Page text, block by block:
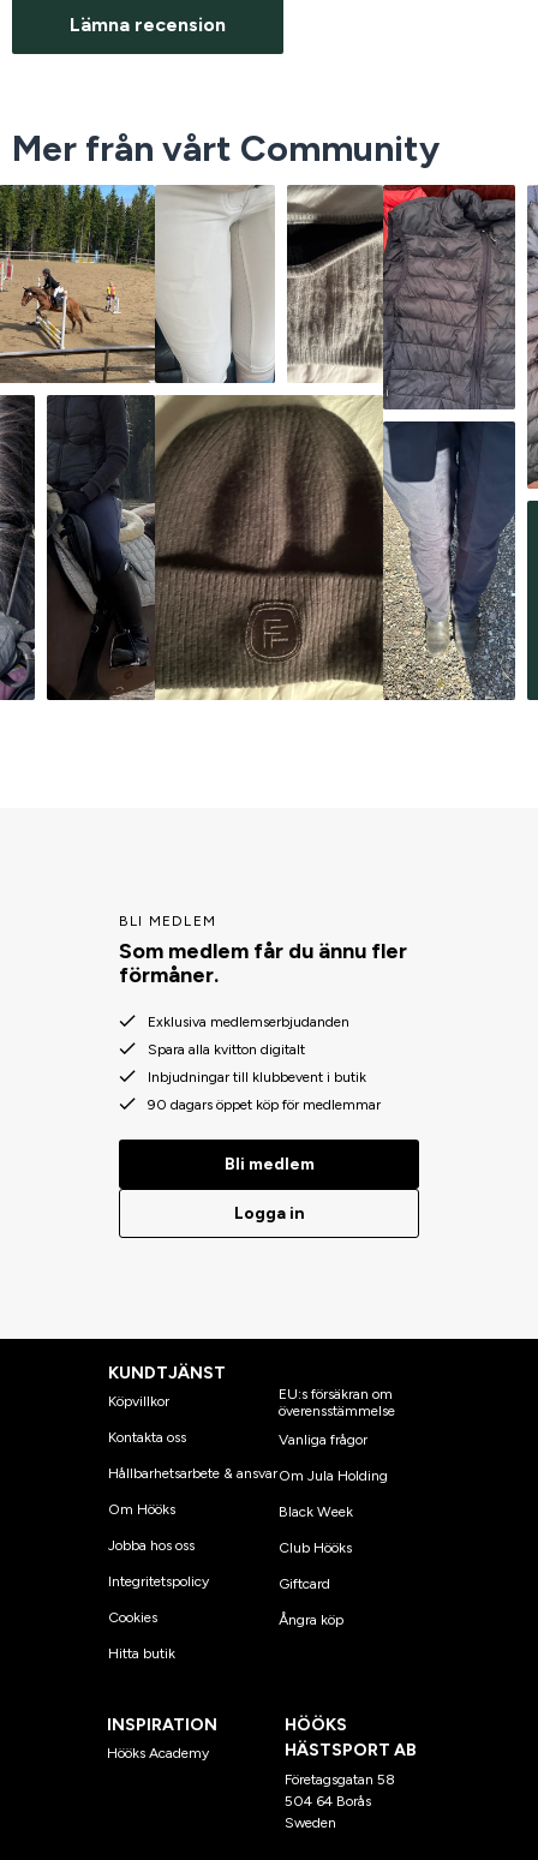
Lämna recension
Mer från vårt Community
BLI MEDLEM
Som medlem får du ännu fler
förmåner.
Exklusiva medlemserbjudanden
Spara alla kvitton digitalt
Inbjudningar till klubbevent i butik
90 dagars öppet köp för medlemmar
Bli medlem
Logga in
KUNDTJÄNST
Köpvillkor
Kontakta oss
Hållbarhetsarbete & ansvar
Om Hööks
Jobba hos oss
Integritetspolicy
Cookies
Hitta butik
EU:s försäkran om
överensstämmelse
Vanliga frågor
Om Jula Holding
Black Week
Club Hööks
Giftcard
Ångra köp
INSPIRATION
Hööks Academy
HÖÖKS
HÄSTSPORT AB
Företagsgatan 58
504 64 Borås
Sweden